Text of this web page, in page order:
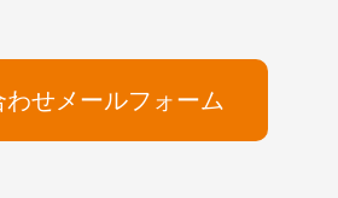
わせメールフォーム